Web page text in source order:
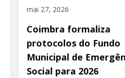
mai 27, 2026
Coimbra formaliza
protocolos do Fundo
Municipal de
Social para 2026